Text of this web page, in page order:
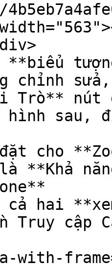
**biểu
chỉnh
Trò**
hình sau,
cho
**Khả
hai
Truy cập